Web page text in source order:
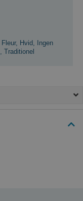
Fleur, Hvid Ingen
Traditionel